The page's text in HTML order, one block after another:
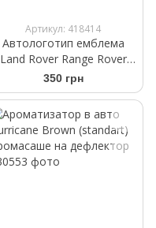
Артикул: 418414
Автологотип емблема
Land Rover Range Rover
Jaguar HSE
350 грн